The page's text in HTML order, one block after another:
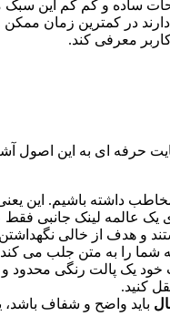
ساده و کم کم این سبک
کمترین زمان ممکن و
معرفی کند.
حرفه ای به این اصول
داشته باشیم. این
یک عالمه لینک جانبی
و هدف از خالی
را به متن جلب می
پالت رنگی محدود و
کنید.
باید واضح و شفاف باشد،